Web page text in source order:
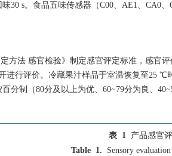
30 s。食品五味传感器（C00、AE1、CA0
方法 感官检验》制定感官评定标准，感官
进行评价。冷藏果汁样品于室温恢复至25
分制（80分及以上为优、60~79分为良、
表 1
产品感官
Table 1.
Sensory